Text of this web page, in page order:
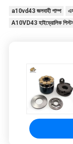
a10vd43 জলবাহী পাম্প
A10VD43 হাইড্রোলিক পিস্টন